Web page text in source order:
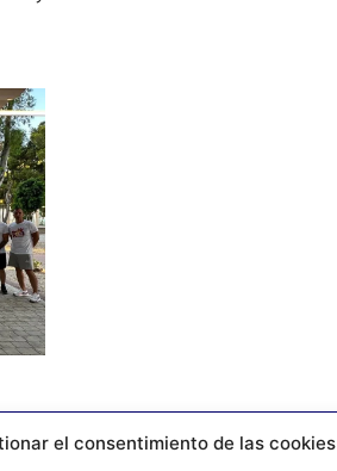
el consentimiento de las cookies